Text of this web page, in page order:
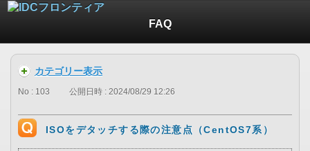
FAQ
カテゴリー表示
No : 103 公開日時 : 2024/08/29 12:26
ISOをデタッチする際の注意点（CentOS7系）